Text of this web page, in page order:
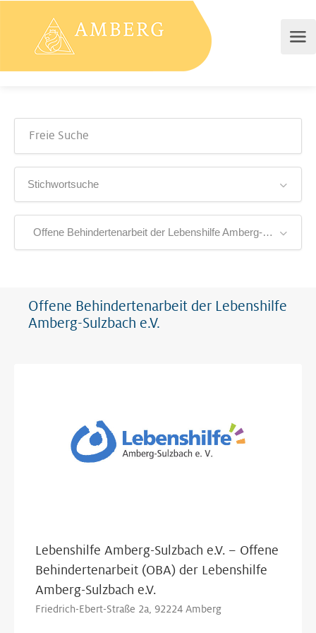
Stichwortsuche
Offene Behindertenarbeit der Lebenshilfe Amberg-Sulzbach e.V.
Offene Behindertenarbeit der Lebenshilfe
Amberg-Sulzbach e.V.
Lebenshilfe Amberg-Sulzbach e.V. – Offene
Behindertenarbeit (OBA) der Lebenshilfe
Amberg-Sulzbach e.V.
Friedrich-Ebert-Straße 2a, 92224 Amberg